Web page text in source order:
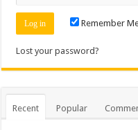
Remember
Lost your password?
Recent Popular